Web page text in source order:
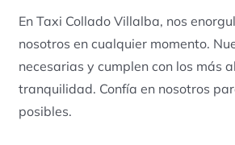
En Taxi Collado Villalba, nos
nosotros en cualquier momento.
necesarias y cumplen con los más
tranquilidad. Confía en nosotros
posibles.